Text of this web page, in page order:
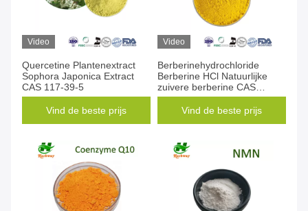
Video
Quercetine Plantenextract
Sophora Japonica Extract
CAS 117-39-5
Vind de beste prijs
Video
Berberinehydrochloride
Berberine HCl Natuurlijke
zuivere berberine CAS
141433-60-5
Vind de beste prijs